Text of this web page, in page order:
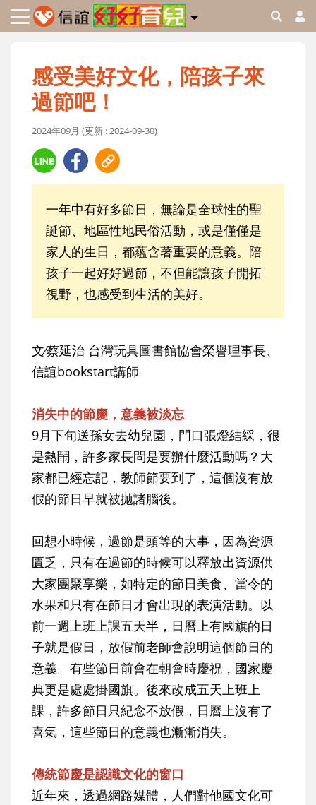
感受美好文化，陪孩子來
過節吧！
2024年09月 (更新 : 2024-09-30)
一年中有好多節日，無論是全球性的聖
誕節、地區性地民俗活動，或是僅僅是
家人的生日，都蘊含著重要的意義。陪
孩子一起好好過節，不但能讓孩子開拓
視野，也感受到生活的美好。
文∕蔡延治 台灣玩具圖書館協會榮譽理事長、
信誼bookstart講師
消失中的節慶，意義被淡忘
9月下旬送孫女去幼兒園，門口張燈結綵，很
是熱鬧，許多家長問是要辦什麼活動嗎？大
家都已經忘記，教師節要到了，這個沒有放
假的節日早就被拋諸腦後。
回想小時候，過節是頭等的大事，因為資源
匱乏，只有在過節的時候可以釋放出資源供
大家團聚享樂，如特定的節日美食、當令的
水果和只有在節日才會出現的表演活動。以
前一週上班上課五天半，日曆上有國旗的日
子就是假日，放假前老師會說明這個節日的
意義。有些節日前會在朝會時慶祝，國家慶
典更是處處掛國旗。後來改成五天上班上
課，許多節日只紀念不放假，日曆上沒有了
喜氣，這些節日的意義也漸漸消失。
傳統節慶是認識文化的窗口
近年來，透過網路媒體，人們對他國文化可